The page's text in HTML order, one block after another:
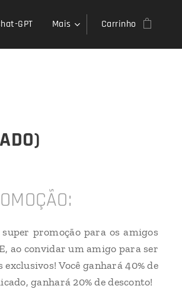
GPT Mais Carrinho
promoção para os amigos
ao convidar um amigo para ser
Você ganhará 40% de
ganhará 20% de desconto!